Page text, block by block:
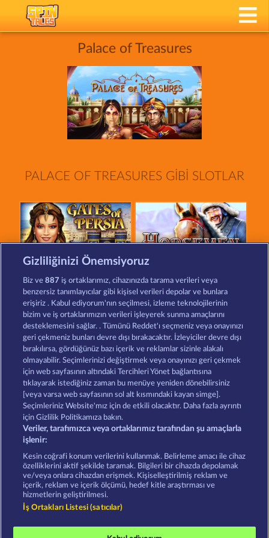
Palace of Treasures
PALACE OF TREASURES GIBI SLOTLAR
Magic Book 6 40 Thieves
Hüküm ve Koşullar Gizlilik Beyanı Künye
Şirket SSS Ortaklık programı Facebook
İptal talebini gönder
Sosyal casino oyunları sadece eğlence amaçlıdır ve
Gizliliğinizi Önemsiyoruz
Biz ve887 iş ortaklarımız, cihazınızda tarama verileri veya
benzersiz tanımlayıcılar gibi kişisel verileri depolar ve bunlara
erişiriz . Kabul ediyorum'nın seçilmesi, izleme teknolojilerinin
bizim ve iş ortaklarımızın verileri işleyerek sunma amaçlarını
desteklemesini sağlar. . Tümünü Reddet'ı seçmeniz veya onayınızı
geri çekmeniz bunları devre dışı bırakacaktır. İzleyiciler devre dışı
bırakılırsa, gördüğünüz bazı içerik ve reklamlar sizinle alakalı
olmayabilir. Seçimlerinizi değiştirmek veya onayınızı geri çekmek
için web sayfasının altındaki Tercihleri Yönet bağlantısına
tıklayarak istediğiniz zaman bu menüye yeniden dönebilirsiniz
[veya varsa web sayfasının sol alt kısmındaki kayan simge].
Seçimleriniz Website'mız için de etkili olacaktır. Daha fazla ayrıntı
için Gizlilik Politikamıza bakın.
Veriler, tarafımızca veya ortaklarımız tarafından şu amaçlarla
işlenir:
Kesin coğrafi konum verilerini kullanmak. Belirleme amacı ile cihaz
özelliklerini aktif şekilde taramak. Bilgileri bir cihazda depolamak
ve/veya onlara cihazdan erişmek. Kişiselleştirilmiş reklam ve
içerik, reklam ve içerik ölçümü, hedef kitle araştırması ve
hizmetlerin geliştirilmesi.
İş Ortakları Listesi (satıcılar)